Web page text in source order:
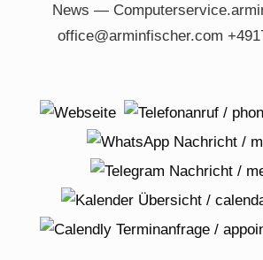
content
News —
office@arminfischer.com